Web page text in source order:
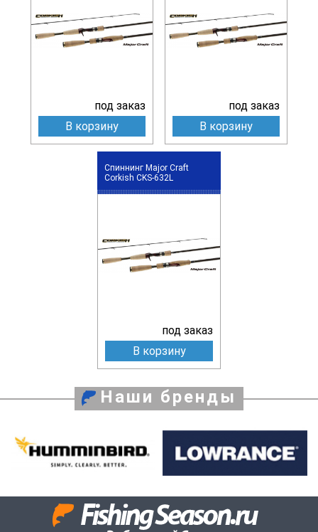
под заказ
В корзину
под заказ
В корзину
Спиннинг Major Craft
Corkish CKS-632L
под заказ
В корзину
Наши бренды